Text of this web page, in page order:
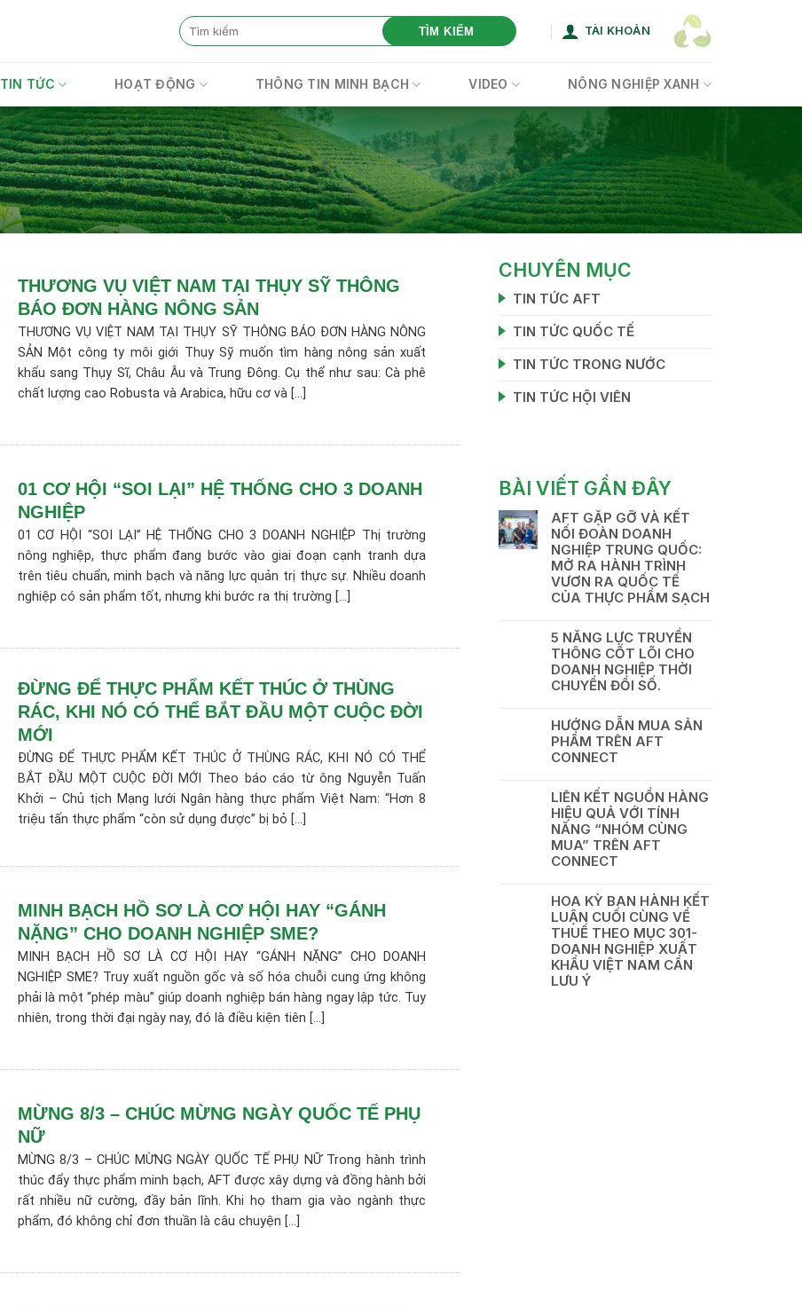
TÌM KIẾM TÀI KHOẢN
TIN TỨC HOẠT ĐỘNG THÔNG TIN MINH BẠCH VIDEO NÔNG NGHIỆP XANH
THƯƠNG VỤ VIỆT NAM TẠI THỤY SỸ THÔNG
BÁO ĐƠN HÀNG NÔNG SẢN
THƯƠNG VỤ VIỆT NAM TẠI THỤY SỸ THÔNG BÁO ĐƠN HÀNG NÔNG
SẢN Một công ty môi giới Thụy Sỹ muốn tìm hàng nông sản xuất
khẩu sang Thụy Sĩ, Châu Âu và Trung Đông. Cụ thể như sau: Cà phê
chất lượng cao Robusta và Arabica, hữu cơ và [...]
01 CƠ HỘI “SOI LẠI” HỆ THỐNG CHO 3 DOANH
NGHIỆP
01 CƠ HỘI “SOI LẠI” HỆ THỐNG CHO 3 DOANH NGHIỆP Thị trường
nông nghiệp, thực phẩm đang bước vào giai đoạn cạnh tranh dựa
trên tiêu chuẩn, minh bạch và năng lực quản trị thực sự. Nhiều doanh
nghiệp có sản phẩm tốt, nhưng khi bước ra thị trường [...]
ĐỪNG ĐỂ THỰC PHẨM KẾT THÚC Ở THÙNG
RÁC, KHI NÓ CÓ THỂ BẮT ĐẦU MỘT CUỘC ĐỜI
MỚI
ĐỪNG ĐỂ THỰC PHẨM KẾT THÚC Ở THÙNG RÁC, KHI NÓ CÓ THỂ
BẮT ĐẦU MỘT CUỘC ĐỜI MỚI Theo báo cáo từ ông Nguyễn Tuấn
Khởi – Chủ tịch Mạng lưới Ngân hàng thực phẩm Việt Nam: “Hơn 8
triệu tấn thực phẩm “còn sử dụng được” bị bỏ [...]
MINH BẠCH HỒ SƠ LÀ CƠ HỘI HAY “GÁNH
NẶNG” CHO DOANH NGHIỆP SME?
MINH BẠCH HỒ SƠ LÀ CƠ HỘI HAY “GÁNH NẶNG” CHO DOANH
NGHIỆP SME? Truy xuất nguồn gốc và số hóa chuỗi cung ứng không
phải là một “phép màu” giúp doanh nghiệp bán hàng ngay lập tức. Tuy
nhiên, trong thời đại ngày nay, đó là điều kiện tiên [...]
MỪNG 8/3 – CHÚC MỪNG NGÀY QUỐC TẾ PHỤ
NỮ
MỪNG 8/3 – CHÚC MỪNG NGÀY QUỐC TẾ PHỤ NỮ Trong hành trình
thúc đẩy thực phẩm minh bạch, AFT được xây dựng và đồng hành bởi
rất nhiều nữ cường, đầy bản lĩnh. Khi họ tham gia vào ngành thực
phẩm, đó không chỉ đơn thuần là câu chuyện [...]
CHUYÊN MỤC
TIN TỨC AFT
TIN TỨC QUỐC TẾ
TIN TỨC TRONG NƯỚC
TIN TỨC HỘI VIÊN
BÀI VIẾT GẦN ĐÂY
AFT GẶP GỠ VÀ KẾT
NỐI ĐOÀN DOANH
NGHIỆP TRUNG QUỐC:
MỞ RA HÀNH TRÌNH
VƯƠN RA QUỐC TẾ
CỦA THỰC PHẨM SẠCH
5 NĂNG LỰC TRUYỀN
THÔNG CỐT LÕI CHO
DOANH NGHIỆP THỜI
CHUYỂN ĐỔI SỐ.
HƯỚNG DẪN MUA SẢN
PHẨM TRÊN AFT
CONNECT
LIÊN KẾT NGUỒN HÀNG
HIỆU QUẢ VỚI TÍNH
NĂNG “NHÓM CÙNG
MUA” TRÊN AFT
CONNECT
HOA KỲ BAN HÀNH KẾT
LUẬN CUỐI CÙNG VỀ
THUẾ THEO MỤC 301-
DOANH NGHIỆP XUẤT
KHẨU VIỆT NAM CẦN
LƯU Ý